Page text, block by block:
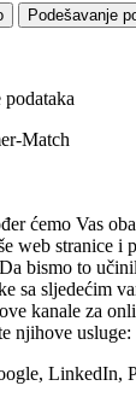
Podešavanje
Match
ćemo Vas
web stranice i
bismo to
sa sljedećim
kanale za
njihove usluge:
LinkedIn,